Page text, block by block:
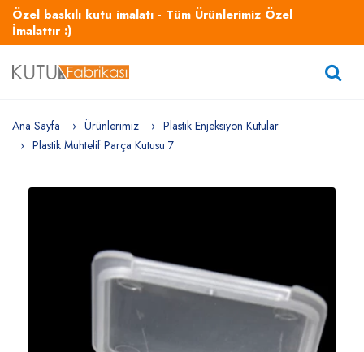
Özel baskılı kutu imalatı - Tüm Ürünlerimiz Özel
İmalattır :)
Ana Sayfa Ürünlerimiz
Plastik Enjeksiyon Kutular
Plastik Muhtelif Parça Kutusu 7